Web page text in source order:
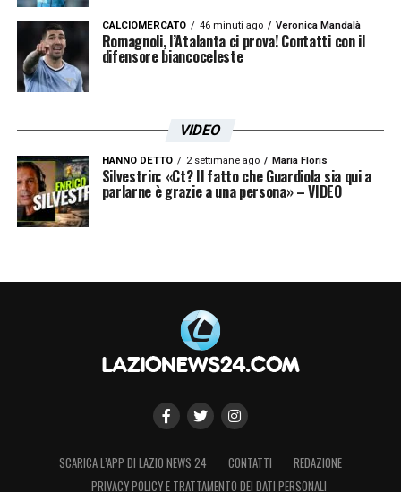
CALCIOMERCATO 46 minuti ago Veronica Mandalà
Romagnoli, l’Atalanta ci prova! Contatti con il
difensore biancoceleste
VIDEO
HANNO DETTO 2 settimane ago Maria Floris
Silvestrin: «Ct? Il fatto che Guardiola sia qui a
parlarne è grazie a una persona» – VIDEO
SCARICA L’APP DI LAZIO NEWS 24 CONTATTI
REDAZIONE
PRIVACY POLICY E TRATTAMENTO DEI DATI PERSONALI